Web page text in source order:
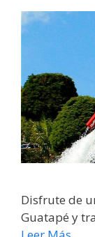
Disfrute de
Guatapé y